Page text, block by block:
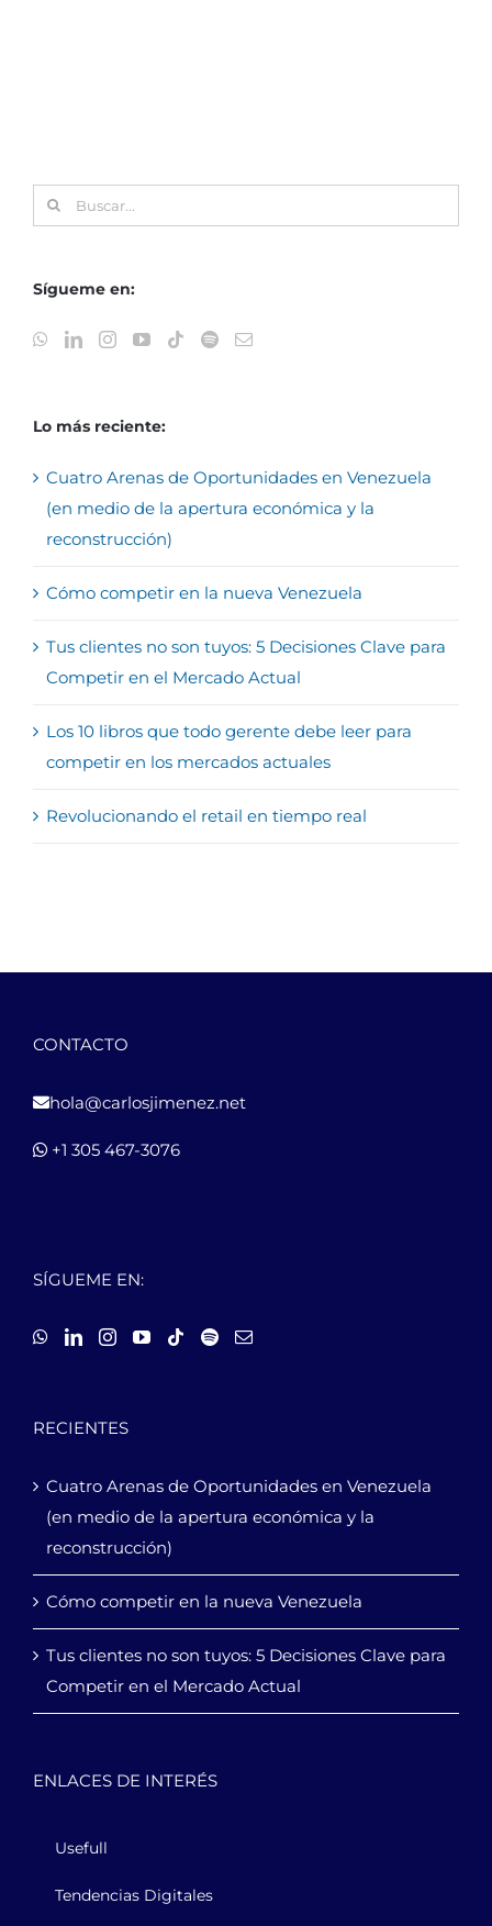
Buscar:
Sígueme en:
Lo más reciente:
Cuatro Arenas de Oportunidades en Venezuela
(en medio de la apertura económica y la
reconstrucción)
Cómo competir en la nueva Venezuela
Tus clientes no son tuyos: 5 Decisiones Clave para
Competir en el Mercado Actual
Los 10 libros que todo gerente debe leer para
competir en los mercados actuales
Revolucionando el retail en tiempo real
CONTACTO
hola@carlosjimenez.net
+1 305 467-3076
SÍGUEME EN:
RECIENTES
Cuatro Arenas de Oportunidades en Venezuela
(en medio de la apertura económica y la
reconstrucción)
Cómo competir en la nueva Venezuela
Tus clientes no son tuyos: 5 Decisiones Clave para
Competir en el Mercado Actual
ENLACES DE INTERÉS
Usefull
Tendencias Digitales